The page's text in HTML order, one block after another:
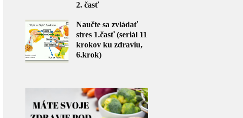
2. časť
Naučte sa zvládať
stres 1.časť (seriál 11
krokov ku zdraviu,
6.krok)